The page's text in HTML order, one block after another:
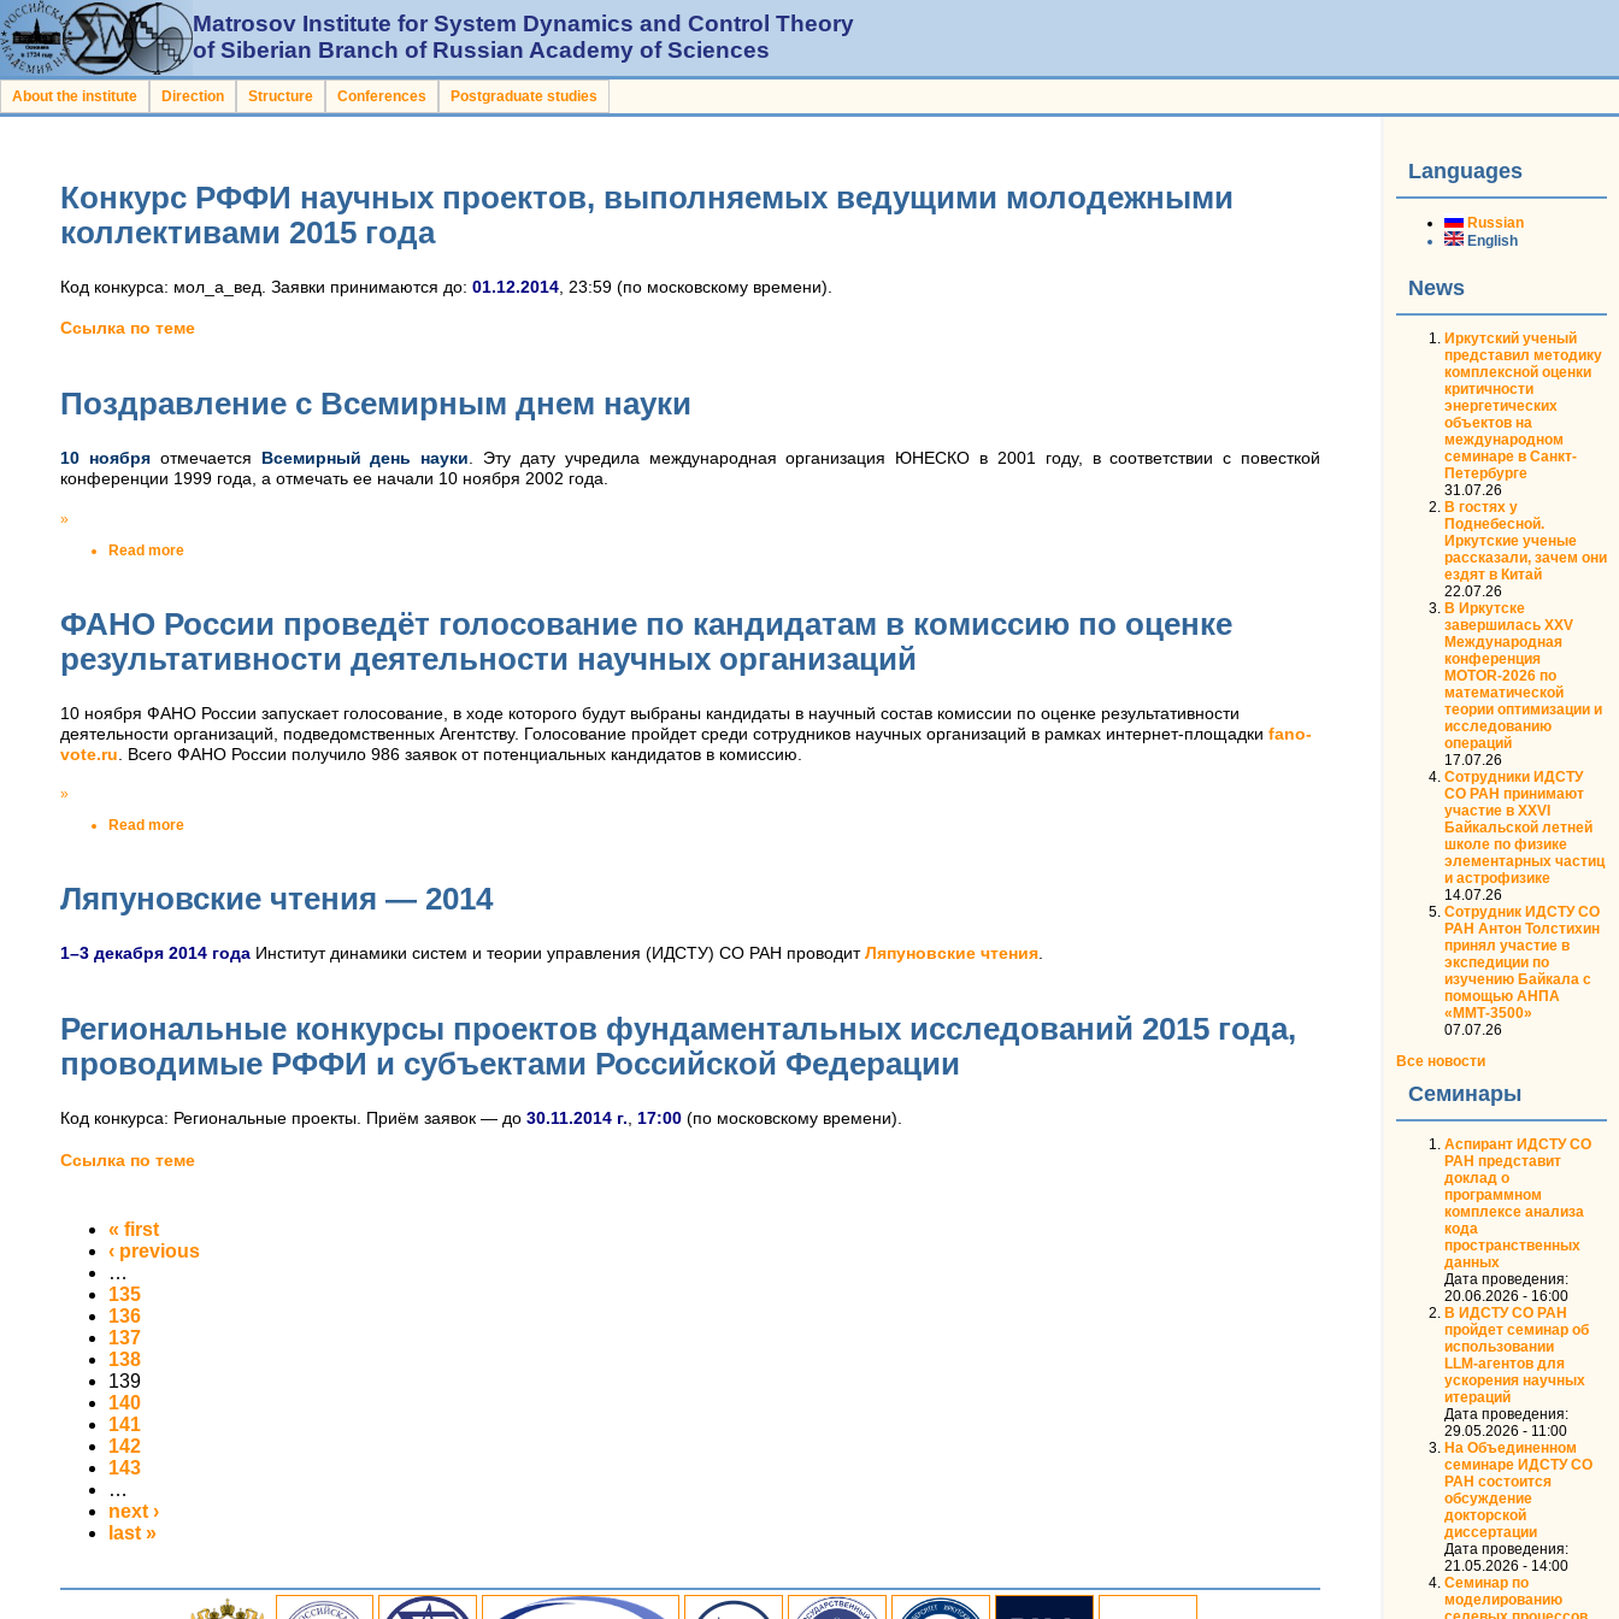
Matrosov Institute for System Dynamics and Control Theory
of Siberian Branch of Russian Academy of Sciences
About the institute Direction Structure Conferences Postgraduate studies
Конкурс РФФИ научных проектов, выполняемых ведущими молодежными
коллективами 2015 года
Код конкурса: мол_а_вед. Заявки принимаются до: 01.12.2014 , 23:59 (по московскому времени).
Ссылка по теме
Поздравление с Всемирным днем науки
10 ноябряотмечается Всемирный день науки. Эту дату учредила международная организация ЮНЕСКО в 2001 году, в соответствии с повесткой
конференции 1999 года, а отмечать ее начали 10 ноября 2002 года.
»
Read more
ФАНО России проведёт голосование по кандидатам в комиссию по оценке
результативности деятельности научных организаций
10 ноября ФАНО России запускает голосование, в ходе которого будут выбраны кандидаты в научный состав комиссии по оценке результативности
деятельности организаций, подведомственных Агентству. Голосование пройдет среди сотрудников научных организаций в рамках интернет-площадки fano-
vote.ru . Всего ФАНО России получило 986 заявок от потенциальных кандидатов в комиссию.
»
Read more
Ляпуновские чтения — 2014
1–3 декабря 2014 года Институт динамики систем и теории управления (ИДСТУ) СО РАН проводит Ляпуновские чтения.
Региональные конкурсы проектов фундаментальных исследований 2015 года,
проводимые РФФИ и субъектами Российской Федерации
Код конкурса: Региональные проекты. Приём заявок — до 30.11.2014 г., 17:00 (по московскому времени).
Ссылка по теме
« first
‹ previous
…
135
136
137
138
139
140
141
142
143
…
next ›
last »
Languages
Russian
English
News
Иркутский ученый
представил методику
комплексной оценки
критичности
энергетических
объектов на
международном
семинаре в Санкт-
Петербурге
31.07.26
В гостях у
Поднебесной.
Иркутские ученые
рассказали, зачем они
ездят в Китай
22.07.26
В Иркутске
завершилась XXV
Международная
конференция
MOTOR‑2026 по
математической
теории оптимизации и
исследованию
операций
17.07.26
Сотрудники ИДСТУ
СО РАН принимают
участие в XXVI
Байкальской летней
школе по физике
элементарных частиц
и астрофизике
14.07.26
Сотрудник ИДСТУ СО
РАН Антон Толстихин
принял участие в
экспедиции по
изучению Байкала с
помощью АНПА
«ММТ-3500»
07.07.26
Все новости
Семинары
Аспирант ИДСТУ СО
РАН представит
доклад о
программном
комплексе анализа
кода
пространственных
данных
Дата проведения:
20.06.2026 - 16:00
В ИДСТУ СО РАН
пройдет семинар об
использовании
LLM‑агентов для
ускорения научных
итераций
Дата проведения:
29.05.2026 - 11:00
На Объединенном
семинаре ИДСТУ СО
РАН состоится
обсуждение
докторской
диссертации
Дата проведения:
21.05.2026 - 14:00
Семинар по
моделированию